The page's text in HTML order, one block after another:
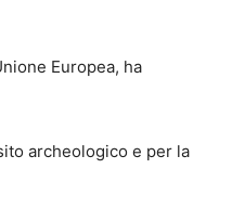
Europea, ha
archeologico e per la